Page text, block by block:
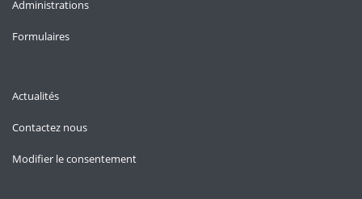
Administrations
Formulaires
Actualités
Contactez nous
Modifier le consentement